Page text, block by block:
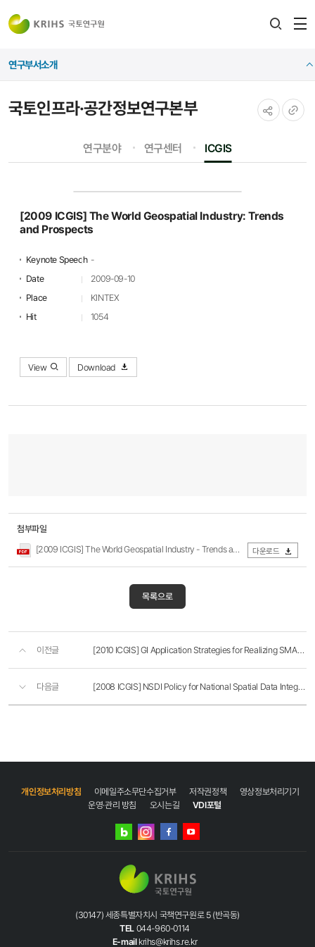
국토인프라·공간정보연구본부
연구부서소개
연구분야 연구센터 ICGIS
[2009 ICGIS] The World Geospatial Industry: Trends
and Prospects
Keynote Speech -
Date
2009-09-10
Place
KINTEX
Hit
1054
View Download
첨부파일
[2009 ICGIS] The World Geospatial Industry - Trends and Prospects.PDF
다운로드
목록으로
이전글 [2010 ICGIS] GI Application Strategies for Realizing SMART KOREA
다음글 [2008 ICGIS] NSDI Policy for National Spatial Data Integration
개인정보처리방침 이메일주소무단수집거부 저작권정책
영상정보처리기기
운영·관리 방침
오시는길 VDI포털
네이버
인스타그램
(30147) 세종특별자치시 국책연구원로 5 (반곡동)
TEL 044-960-0114
E-mail krihs@krihs.re.kr